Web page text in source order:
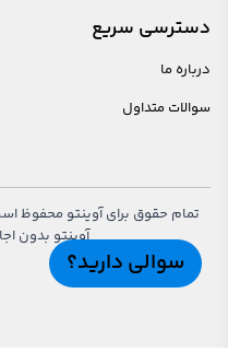
دسترسی سریع
درباره ما
سوالات متداول
سوالی دارید؟
تمام حقوق برای آوینتو محفوظ
آوینتو بدون